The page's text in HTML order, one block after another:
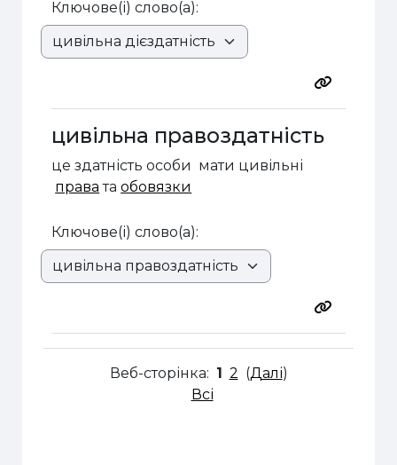
Ключове(і) слово(а):
цивільна правоздатність
це здатність особи мати цивільні
права таобовязки
Ключове(і) слово(а):
Веб-сторінка: 1 2 (Далі)
Всі